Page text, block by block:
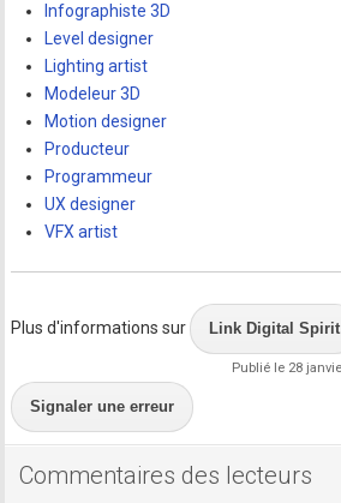
Infographiste 3D
Level designer
Lighting artist
Modeleur 3D
Motion designer
Producteur
Programmeur
UX designer
VFX artist
Plus d'informations sur Link Digital Spirit
Publié le 28
Signaler une erreur
Commentaires des lecteurs